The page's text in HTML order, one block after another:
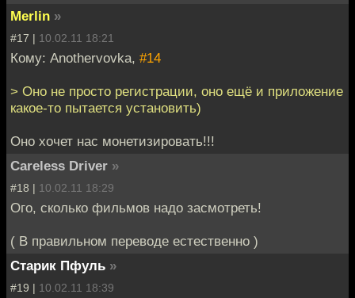
Merlin »
#17 | 10.02.11 18:21
Кому: Anothervovka, #14
> Оно не просто регистрации, оно ещё и приложение
какое-то пытается установить)
Оно хочет нас монетизировать!!!
Careless Driver »
#18 | 10.02.11 18:29
Ого, сколько фильмов надо засмотреть!
( В правильном переводе естественно )
Старик Пфуль »
#19 | 10.02.11 18:39